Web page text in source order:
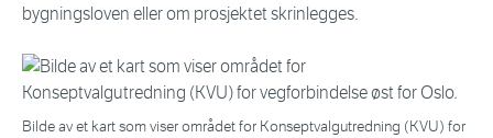
bygningsloven eller om prosjektet skrinlegges.
Bilde av et kart som viser området for Konseptvalgutredning (KVU) for